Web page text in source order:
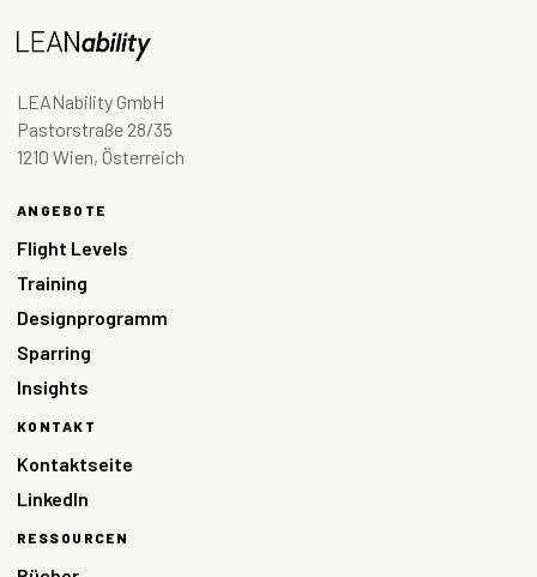
LEANability GmbH
Pastorstraße 28/35
1210 Wien, Österreich
ANGEBOTE
Flight Levels
Training
Designprogramm
Sparring
Insights
KONTAKT
Kontaktseite
LinkedIn
RESSOURCEN